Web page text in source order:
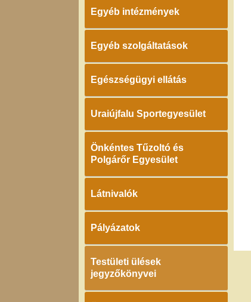
Egyéb intézmények
Egyéb szolgáltatások
Egészségügyi ellátás
Uraiújfalu Sportegyesület
Önkéntes Tűzoltó és
Polgárőr Egyesület
Látnivalók
Pályázatok
Testületi ülések
jegyzőkönyvei